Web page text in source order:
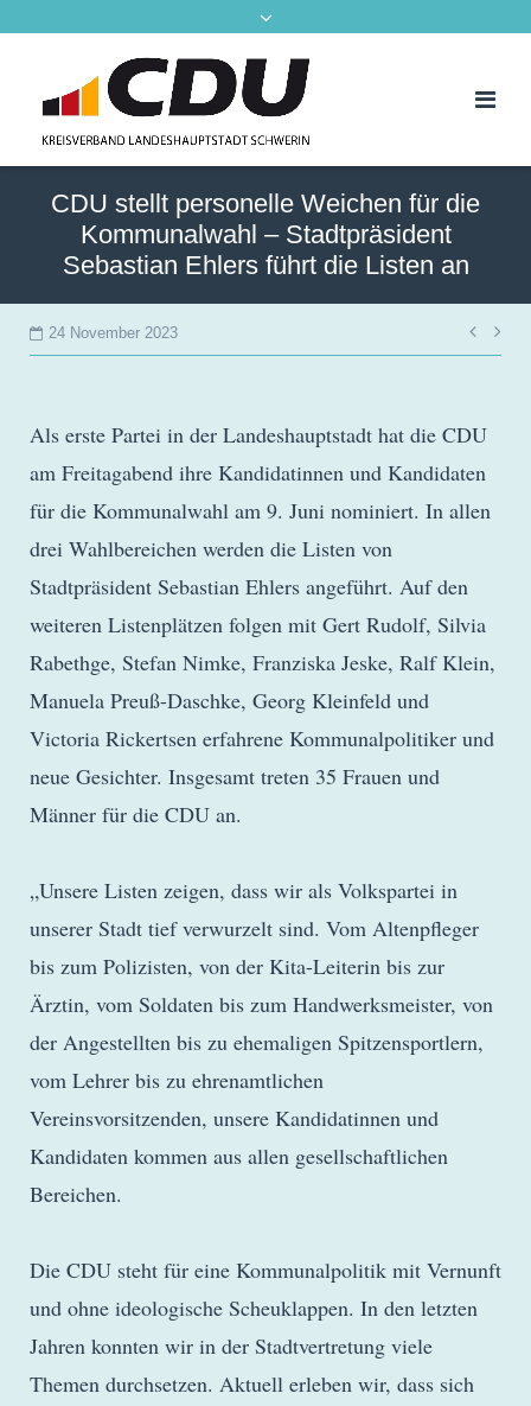
CDU stellt personelle Weichen für die
Kommunalwahl – Stadtpräsident
Sebastian Ehlers führt die Listen an
24 November 2023
Als erste Partei in der Landeshauptstadt hat die CDU
am Freitagabend ihre Kandidatinnen und Kandidaten
für die Kommunalwahl am 9. Juni nominiert. In allen
drei Wahlbereichen werden die Listen von
Stadtpräsident Sebastian Ehlers angeführt. Auf den
weiteren Listenplätzen folgen mit Gert Rudolf, Silvia
Rabethge, Stefan Nimke, Franziska Jeske, Ralf Klein,
Manuela Preuß-Daschke, Georg Kleinfeld und
Victoria Rickertsen erfahrene Kommunalpolitiker und
neue Gesichter. Insgesamt treten 35 Frauen und
Männer für die CDU an.
„Unsere Listen zeigen, dass wir als Volkspartei in
unserer Stadt tief verwurzelt sind. Vom Altenpfleger
bis zum Polizisten, von der Kita-Leiterin bis zur
Ärztin, vom Soldaten bis zum Handwerksmeister, von
der Angestellten bis zu ehemaligen Spitzensportlern,
vom Lehrer bis zu ehrenamtlichen
Vereinsvorsitzenden, unsere Kandidatinnen und
Kandidaten kommen aus allen gesellschaftlichen
Bereichen.
Die CDU steht für eine Kommunalpolitik mit Vernunft
und ohne ideologische Scheuklappen. In den letzten
Jahren konnten wir in der Stadtvertretung viele
Themen durchsetzen. Aktuell erleben wir, dass sich